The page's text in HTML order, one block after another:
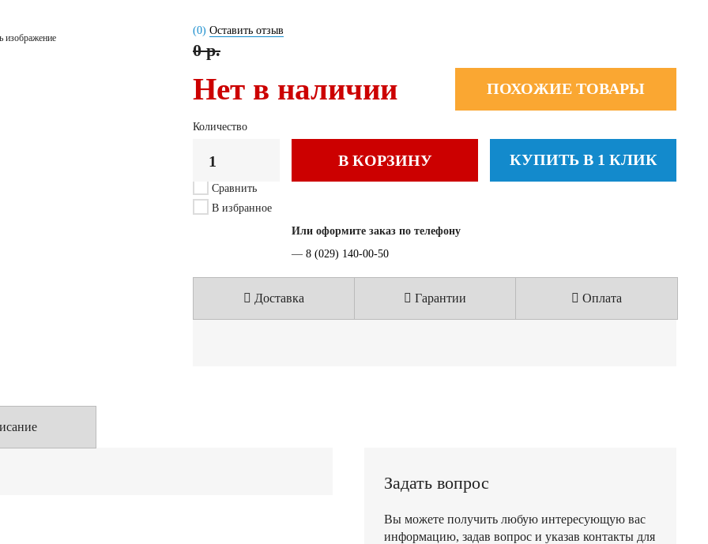
изображение
(0) Оставить отзыв
0 р.
Нет в наличии ПОХОЖИЕ ТОВАРЫ
Количество
В КОРЗИНУ КУПИТЬ В 1 КЛИК
Сравнить
В избранное
Или оформите заказ по телефону
— 8 (029) 140-00-50
Доставка Гарантии Оплата
Задать вопрос
Вы можете получить любую интересующую вас
информацию, задав вопрос и указав контакты для